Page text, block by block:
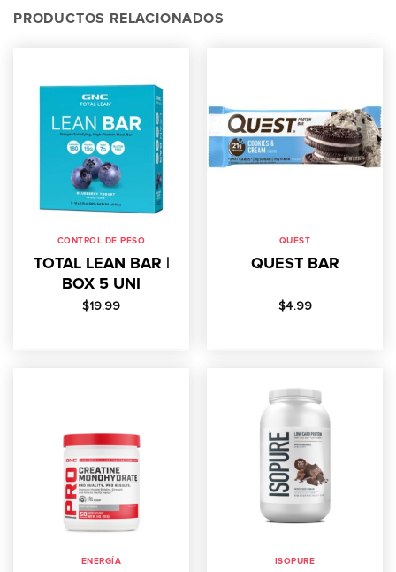
PRODUCTOS RELACIONADOS
CONTROL DE PESO
TOTAL LEAN BAR |
BOX 5 UNI
$19.99
QUEST
QUEST BAR
$4.99
ENERGÍA ISOPURE